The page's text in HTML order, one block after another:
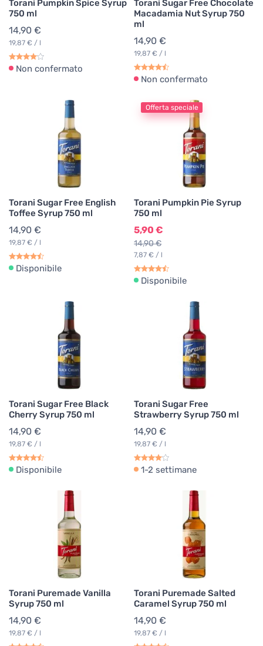
Torani Pumpkin Spice Syrup
750 ml
14,90 €
19,87 € / l
Non confermato
Torani Sugar Free Chocolate
Macadamia Nut Syrup 750
ml
14,90 €
19,87 € / l
Non confermato
Torani Sugar Free English
Toffee Syrup 750 ml
14,90 €
19,87 € / l
Disponibile
Offerta speciale
Torani Pumpkin Pie Syrup
750 ml
5,90 €
14,90 €
7,87 € / l
Disponibile
Torani Sugar Free Black
Cherry Syrup 750 ml
14,90 €
19,87 € / l
Disponibile
Torani Sugar Free
Strawberry Syrup 750 ml
14,90 €
19,87 € / l
1-2 settimane
Torani Puremade Vanilla
Syrup 750 ml
14,90 €
19,87 € / l
Torani Puremade Salted
Caramel Syrup 750 ml
14,90 €
19,87 € / l